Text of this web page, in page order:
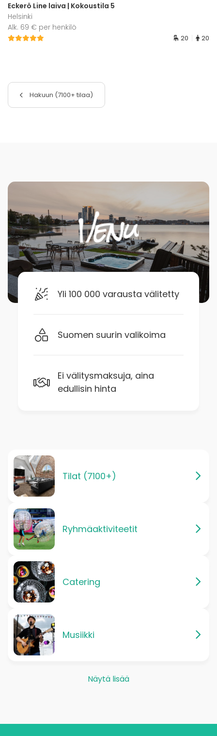
Eckerö Line laiva | Kokoustila 5
Helsinki
Alk. 69 € per henkilö
20 20
Hakuun (7100+ tilaa)
Yli 100 000 varausta välitetty
Suomen suurin valikoima
Ei välitysmaksuja, aina
edullisin hinta
Tilat (7100+)
Ryhmäaktiviteetit
Catering
Musiikki
Näytä lisää